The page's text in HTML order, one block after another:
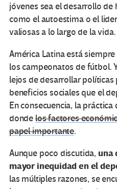
jóvenes sea el desarrollo
como el autoestima o el
valiosas a lo largo de la vida.
América Latina está
los campeonatos de fútbol.
lejos de desarrollar políticas
beneficios sociales que el
En consecuencia, la
dondelos factores
papel importante.
Aunque poco discutida, una
mayor inequidad en el
las múltiples razones, se